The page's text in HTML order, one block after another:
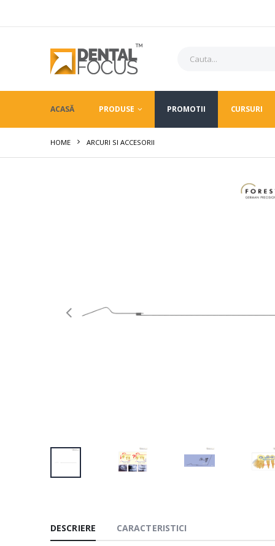
ACASĂ PRODUSE PROMOTII CURSURI
HOME ARCURI SI ACCESORII
DESCRIERE CARACTERISTICI